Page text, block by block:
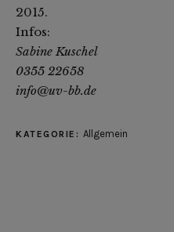
2015.
Infos:
Sabine Kuschel
0355 22658
info@uv-bb.de
KATEGORIE: Allgemein